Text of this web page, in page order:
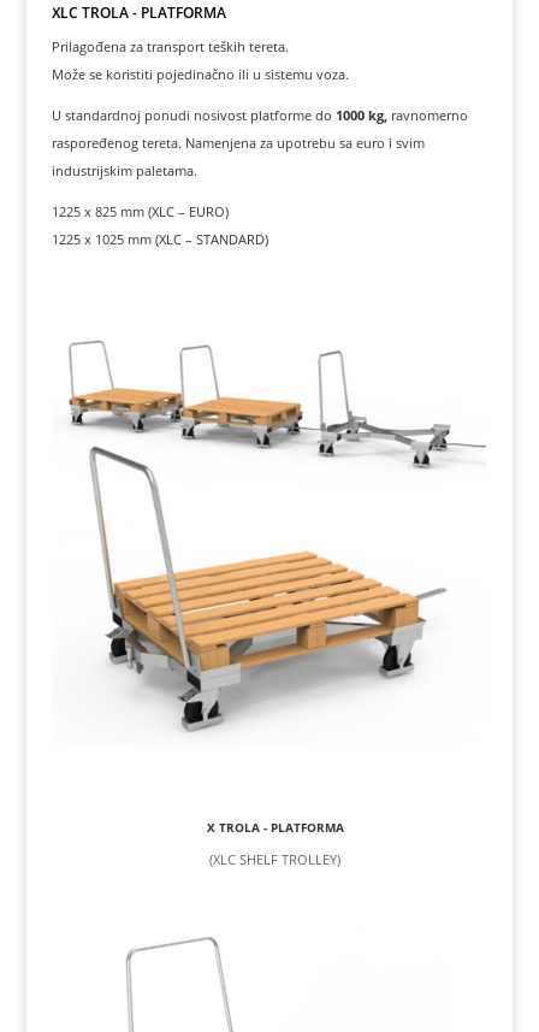
XLC TROLA - PLATFORMA
Prilagođena za transport teških tereta.
Može se koristiti pojedinačno ili u sistemu voza.
U standardnoj ponudi nosivost platforme do 1000 kg, ravnomerno
raspoređenog tereta. Namenjena za upotrebu sa euro i svim
industrijskim paletama.
1225 x 825 mm (XLC – EURO)
1225 x 1025 mm (XLC – STANDARD)
X TROLA - PLATFORMA
(XLC SHELF TROLLEY)